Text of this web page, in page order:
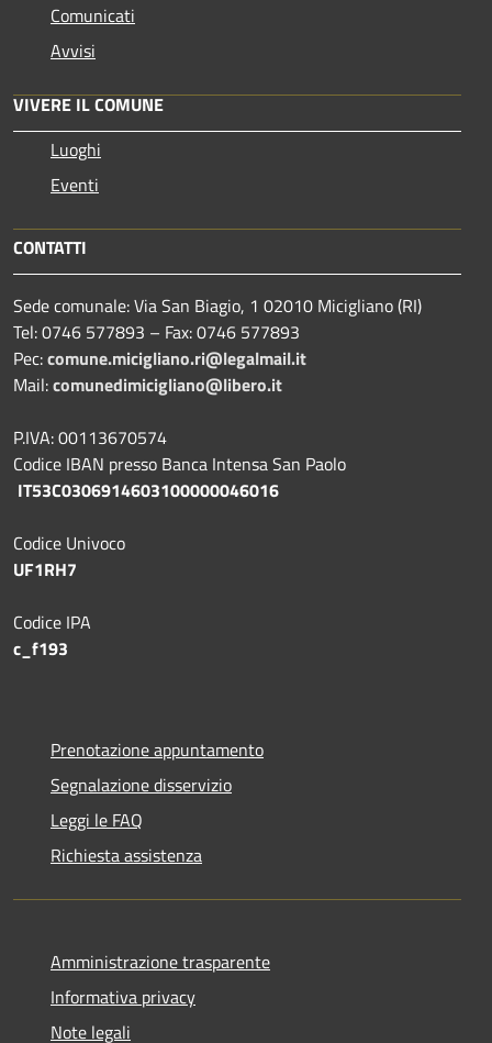
Comunicati
Avvisi
VIVERE IL COMUNE
Luoghi
Eventi
CONTATTI
Sede comunale: Via San Biagio, 1 02010 Micigliano (RI)
Tel: 0746 577893 – Fax: 0746 577893
Pec:comune.micigliano.ri@legalmail.it
Mail:comunedimicigliano@libero.it
P.IVA: 00113670574
Codice IBAN presso Banca Intensa San Paolo
IT53C0306914603100000046016
Codice Univoco
UF1RH7
Codice IPA
c_f193
Prenotazione appuntamento
Segnalazione disservizio
Leggi le FAQ
Richiesta assistenza
Amministrazione trasparente
Informativa privacy
Note legali